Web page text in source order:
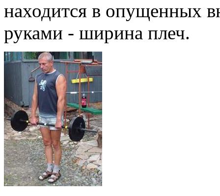
находится в опущенных
руками - ширина плеч.